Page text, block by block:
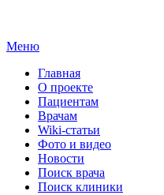
Меню
Главная
О проекте
Пациентам
Врачам
Wiki-статьи
Фото и видео
Новости
Поиск врача
Поиск клиники